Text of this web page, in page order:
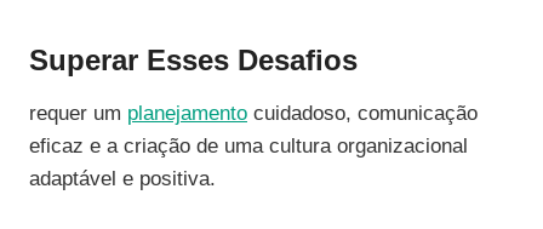
Superar Esses Desafios
requer um planejamento cuidadoso, comunicação
eficaz e a criação de uma cultura organizacional
adaptável e positiva.